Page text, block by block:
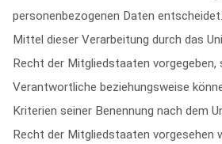
personenbezogenen Daten
Mittel dieser Verarbeitung durch das
Recht der Mitgliedstaaten vorgegeben,
Verantwortliche beziehungsweise
Kriterien seiner Benennung nach dem
Recht der Mitgliedstaaten vorgesehen